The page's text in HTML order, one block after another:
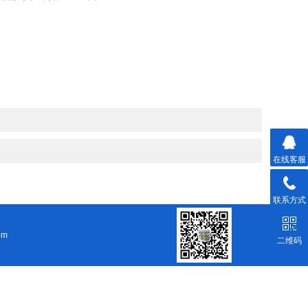
在线客服
联系方式
二维码